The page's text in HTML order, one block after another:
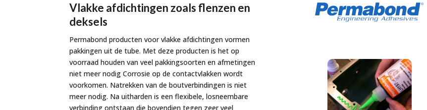
Vlakke afdichtingen zoals flenzen en
deksels
Permabond producten voor vlakke afdichtingen vormen
pakkingen uit de tube. Met deze producten is het op
voorraad houden van veel pakkingsoorten en afmetingen
niet meer nodig Corrosie op de contactvlakken wordt
voorkomen. Natrekken van de boutverbindingen is niet
meer nodig. Na uitharden is een flexibele, losneembare
verbinding ontstaan die bovendien tegen zeer veel